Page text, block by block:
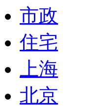
市政
住宅
上海
北京